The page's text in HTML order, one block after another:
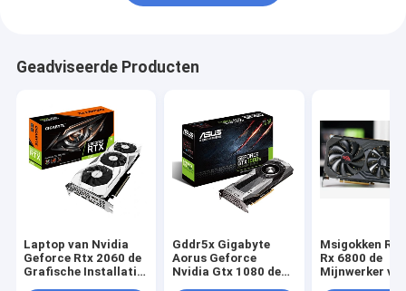
Geadviseerde Producten
Laptop van Nvidia
Geforce Rtx 2060 de
Grafische Installatie
Gddr5x Gigabyte
Aorus Geforce
Nvidia Gtx 1080 de
Msigokken
Rx 6800 de
Mijnwerker